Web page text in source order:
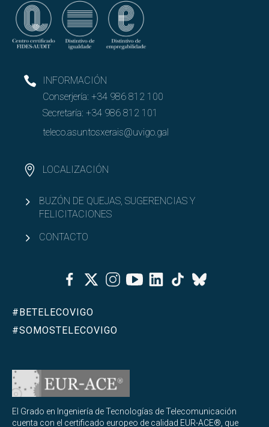
INFORMACIÓN
Conserjería: +34 986 812 100
Secretaría: +34 986 812 101
teleco.asuntosxerais@uvigo.gal
LOCALIZACIÓN
BUZÓN DE QUEJAS, SUGERENCIAS Y
FELICITACIONES
CONTACTO
FacebookTwitterInstagramYoutubeLinkedinTiktok
Bluesky
#BETELECOVIGO
#SOMOSTELECOVIGO
El Grado en Ingeniería de Tecnologías de Telecomunicación
cuenta con el certificado europeo de calidad EUR-ACE®, que